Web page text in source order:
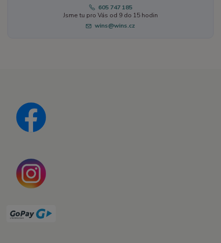
605 747 185
Jsme tu pro Vás od 9 do 15 hodin
wins@wins.cz